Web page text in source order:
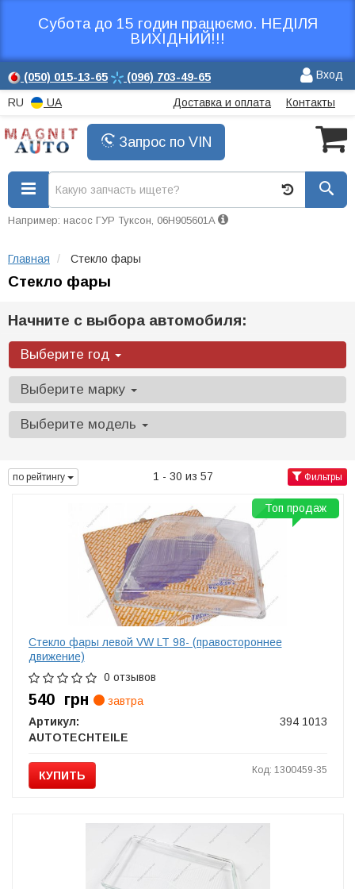
Субота до 15 годин працюємо. НЕДІЛЯ
ВИХІДНИЙ!!!
(050) 015-13-65 (096) 703-49-65 Вход
RU UA Доставка и оплата Контакты
Запрос по VIN
Например: насос ГУР Туксон, 06H905601A
Главная Стекло фары
Стекло фары
Начните с выбора автомобиля:
Выберите год
Выберите марку
Выберите модель
по рейтингу 1 - 30 из 57 Фильтры
Стекло фары левой VW LT 98- (правостороннее
движение)
0 отзывов
540 грн
завтра
Артикул:
394 1013
AUTOTECHTEILE
КУПИТЬ Код: 1300459-35
Топ продаж